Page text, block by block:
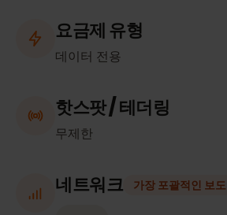
요금제 유형
데이터 전용
핫스팟 / 테더링
무제한
네트워크 가장 포괄적인 보도